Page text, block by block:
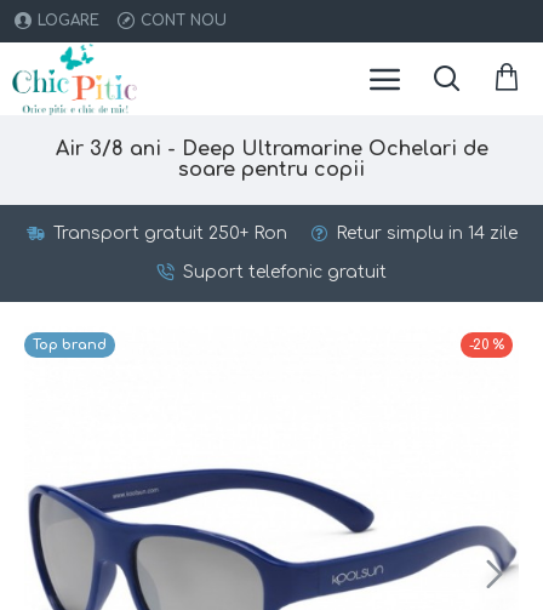
LOGARE CONT NOU
Air 3/8 ani - Deep Ultramarine Ochelari de
soare pentru copii
Transport gratuit 250+ Ron Retur simplu in 14 zile
Suport telefonic gratuit
Top brand -20 %